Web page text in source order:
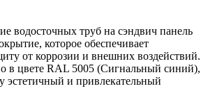
водосточных труб на сэндвич панель
которое обеспечивает
от коррозии и внешних воздействий.
в цвете RAL 5005 (Сигнальный синий),
эстетичный и привлекательный